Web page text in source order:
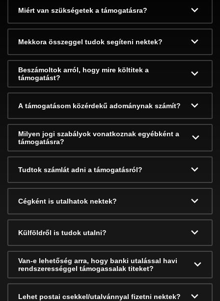
Miért van szükségetek a támogatásra?
Mekkora összeggel tudok segíteni nektek?
Beszámoltok arról, hogy mire költitek a
támogatást?
A támogatásom közérdekű adománynak számít?
Milyen jogi szabályok vonatkoznak egyébként a
támogatásra?
Tudtok számlát adni a támogatásról?
Cégként is utalhatok nektek?
Külföldről is tudok utalni?
Van-e lehetőség arra, hogy banki utalással havi
rendszerességgel támogassalak titeket?
Lehet postai csekkel/utalvánnyal fizetni nektek?